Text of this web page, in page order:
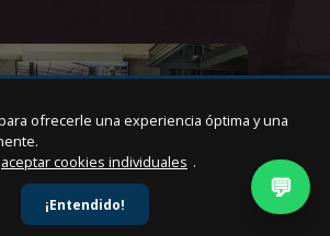
💬
ofrecerle una experiencia óptima y una
aceptar cookies individuales .
¡Entendido!